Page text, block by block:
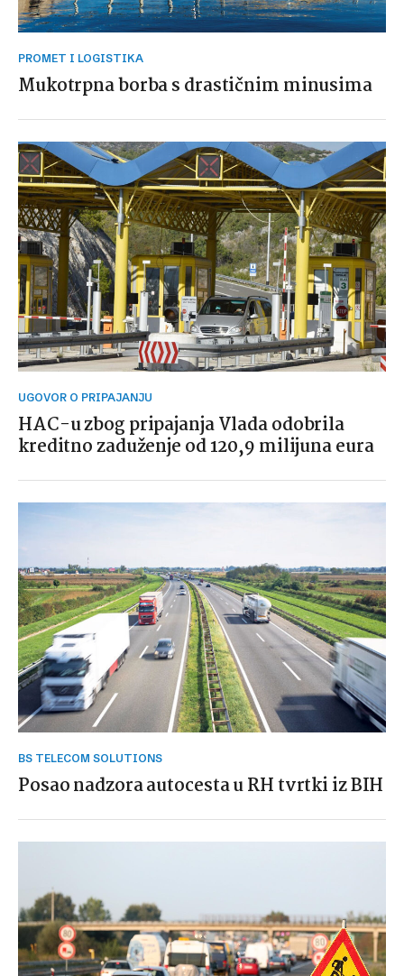
PROMET I LOGISTIKA
Mukotrpna borba s drastičnim minusima
UGOVOR O PRIPAJANJU
HAC-u zbog pripajanja Vlada odobrila
kreditno zaduženje od 120,9 milijuna eura
BS TELECOM SOLUTIONS
Posao nadzora autocesta u RH tvrtki iz BIH